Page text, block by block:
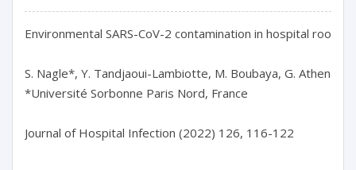
Environmental SARS-CoV-2 contamination in hospital
S. Nagle*, Y. Tandjaoui-Lambiotte, M. Boubaya, G. Athenaïs,
*Université Sorbonne Paris Nord, France
Journal of Hospital Infection (2022) 126, 116-122